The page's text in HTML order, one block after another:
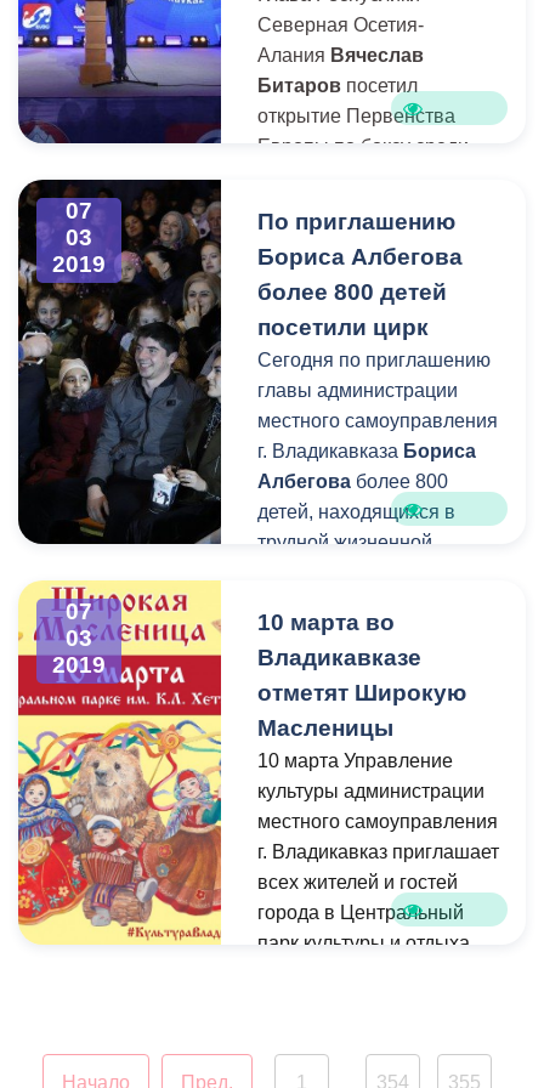
Северная Осетия-
Алания Вячеслав
Битаров посетил
открытие Первенства
Европы по боксу среди
церемония состоялась во
дворце спорта «Манеж»
во Владикавказе.
07
03
2019
По приглашению
Бориса Албегова
более 800 детей
посетили цирк
Сегодня по приглашению
главы администрации
местного самоуправления
г. Владикавказа Бориса
Албегова более 800
детей, находящихся в
трудной жизненной
малообеспеченных семей,
воспитанники
организаций для детей-
сирот, посетили цирковое
представление «Огни
Кавказа».
07
03
2019
10 марта во
Владикавказе
отметят Широкую
Масленицы
10 марта Управление
культуры администрации
местного самоуправления
г. Владикавказ приглашает
всех жителей и гостей
города в Центральный
парк культуры и отдыха
Начало Пред.
1
354 355